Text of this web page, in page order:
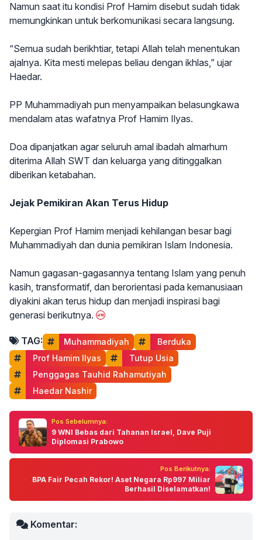
Namun saat itu kondisi Prof Hamim disebut sudah tidak
memungkinkan untuk berkomunikasi secara langsung.
“Semua sudah berikhtiar, tetapi Allah telah menentukan
ajalnya. Kita mesti melepas beliau dengan ikhlas,” ujar
Haedar.
PP Muhammadiyah pun menyampaikan belasungkawa
mendalam atas wafatnya Prof Hamim Ilyas.
Doa dipanjatkan agar seluruh amal ibadah almarhum
diterima Allah SWT dan keluarga yang ditinggalkan
diberikan ketabahan.
Jejak Pemikiran Akan Terus Hidup
Kepergian Prof Hamim menjadi kehilangan besar bagi
Muhammadiyah dan dunia pemikiran Islam Indonesia.
Namun gagasan-gagasannya tentang Islam yang penuh
kasih, transformatif, dan berorientasi pada kemanusiaan
diyakini akan terus hidup dan menjadi inspirasi bagi
generasi berikutnya.
TAG: Muhammadiyah
Berduka
Prof Hamim Ilyas
Tutup Usia
Penggagas Tauhid Rahamutiyah
Haedar Nashir
Pos Sebelumnya:
9 WNI Bebas dari Tahanan Israel, Dave Puji
Diplomasi Prabowo
Pos Berikutnya:
BPA Fair Pecah Rekor! Aset Negara Rp997 Miliar
Berhasil Diselamatkan!
Komentar: